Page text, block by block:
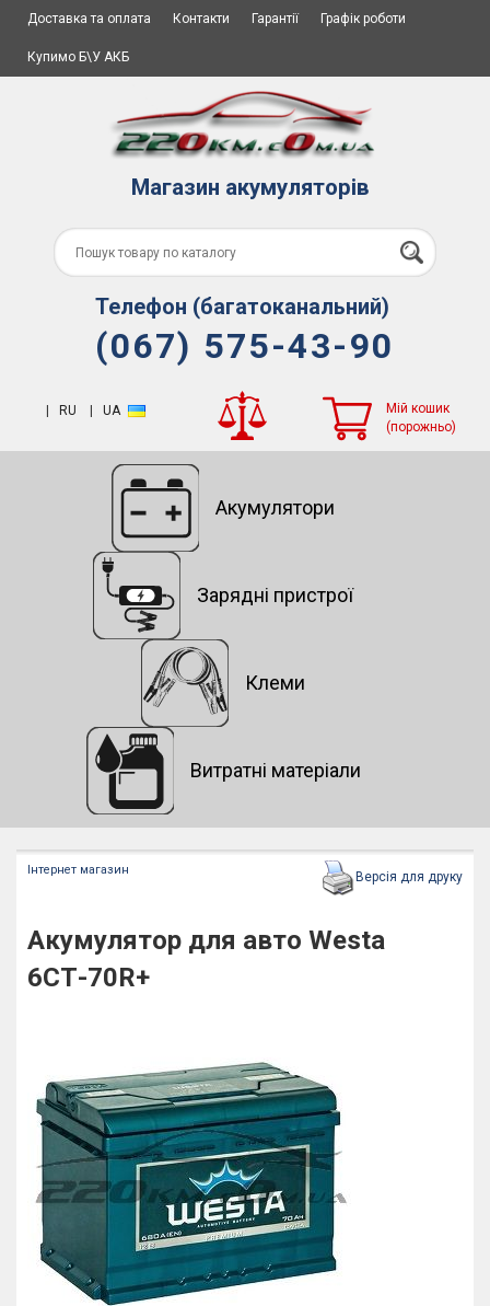
Доставка та оплата Контакти Гарантії Графік роботи
Купимо Б\У АКБ
Магазин акумуляторів
Телефон (багатоканальний)
(067) 575-43-90
RU UA
Мій кошик
(порожньо)
Акумулятори
Зарядні пристрої
Клеми
Витратні матеріали
Інтернет магазин Версія для друку
Акумулятор для авто Westa
6СТ-70R+